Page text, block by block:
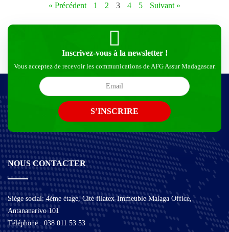
« Précédent 1 2 3 4 5 Suivant »
Inscrivez-vous à la newsletter !
Vous acceptez de recevoir les communications de AFG Assur Madagascar.
NOUS CONTACTER
Siège social: 4ème étage, Cité filatex-Immeuble Malaga Office,
Antananarivo 101
Téléphone : 038 011 53 53